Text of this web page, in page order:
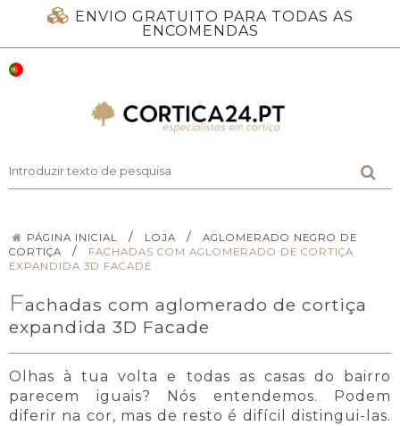
ENVIO GRATUITO PARA TODAS AS
ENCOMENDAS
PÁGINA INICIAL / LOJA /
AGLOMERADO NEGRO DE
CORTIÇA
/
FACHADAS COM AGLOMERADO DE CORTIÇA
EXPANDIDA 3D FACADE
Fachadas com aglomerado de cortiça
expandida 3D Facade
Olhas à tua volta e todas as casas do bairro
parecem iguais? Nós entendemos. Podem
diferir na cor, mas de resto é difícil distingui-las.